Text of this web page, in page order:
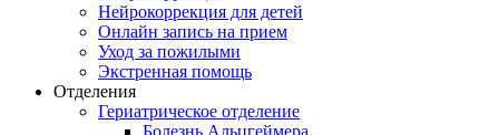
Нейрокоррекция для детей
Онлайн запись на прием
Уход за пожилыми
Экстренная помощь
Отделения
Гериатрическое отделение
Болезнь Альцгеймера